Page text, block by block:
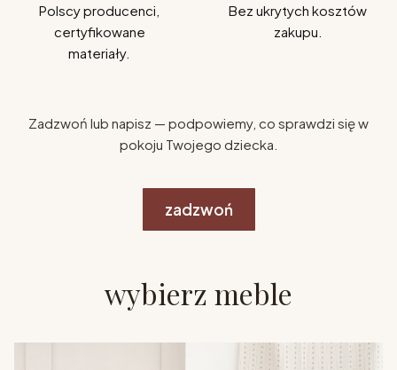
Polscy producenci,
certyfikowane
materiały.
Bez ukrytych kosztów
zakupu.
Zadzwoń lub napisz — podpowiemy, co sprawdzi się w
pokoju Twojego dziecka.
zadzwoń
wybierz meble